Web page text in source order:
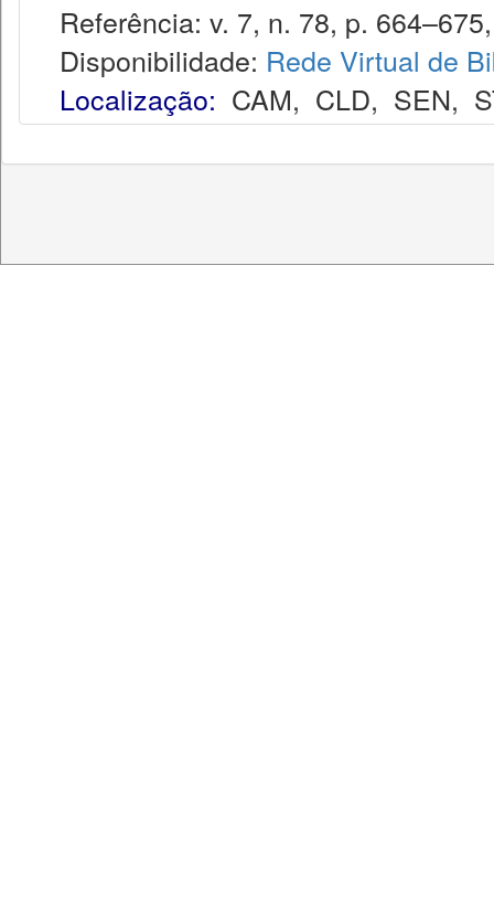
Referência: v. 7, n. 78, p.
Disponibilidade: Rede Virtual de
Localização: CAM, CLD, SEN,